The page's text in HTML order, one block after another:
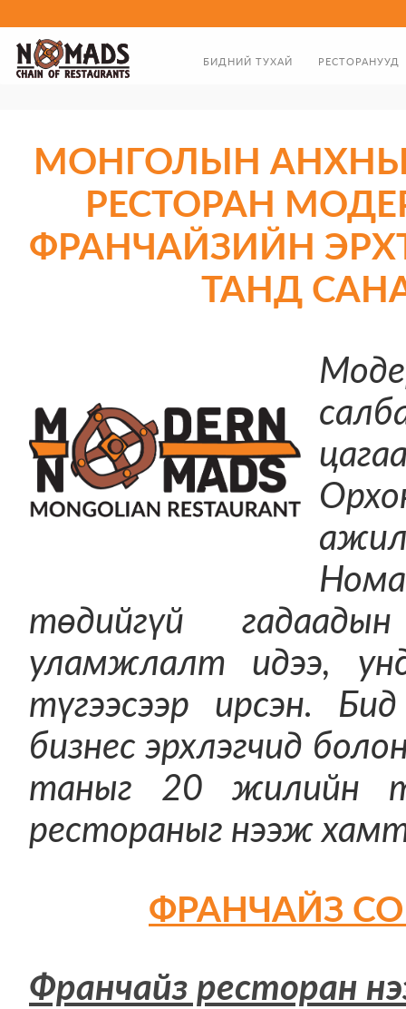
РЕСТОРАНУУД
БИДНИЙ ТУХАЙ
БИДНИЙ ТҮҮХЭН ЗАМНАЛ
МОНГОЛЫН
РЕСТОРАН
ФРАНЧАЙЗИЙН
ТАНД
төдийгүй
уламжлалт идээ,
түгээсээр ирсэн.
бизнес эрхлэгчид
таныг 20 жилийн
рестораныг нээж
ФРАНЧАЙЗ
Франчайз ресторан